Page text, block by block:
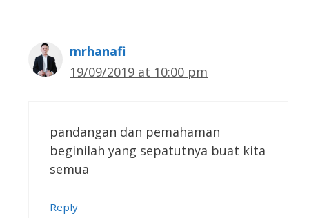
mrhanafi
19/09/2019 at 10:00 pm
pandangan dan pemahaman
beginilah yang sepatutnya buat kita
semua
Reply